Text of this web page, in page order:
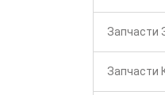
Запчасти
Запчасти